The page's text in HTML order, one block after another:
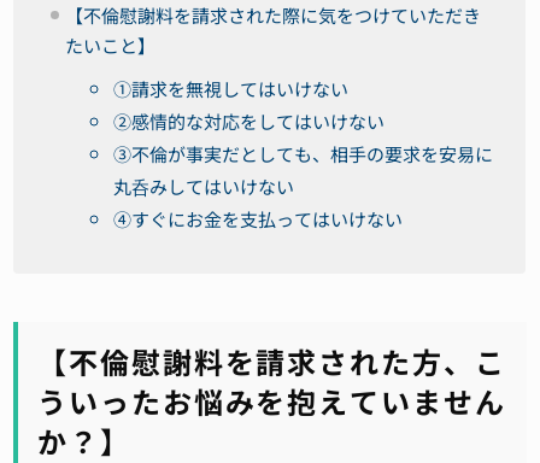
【不倫慰謝料を請求された際に気をつけていただき
たいこと】
①請求を無視してはいけない
②感情的な対応をしてはいけない
③不倫が事実だとしても、相手の要求を安易に
丸呑みしてはいけない
④すぐにお金を支払ってはいけない
【不倫慰謝料を請求された方、こ
ういったお悩みを抱えていません
か？】